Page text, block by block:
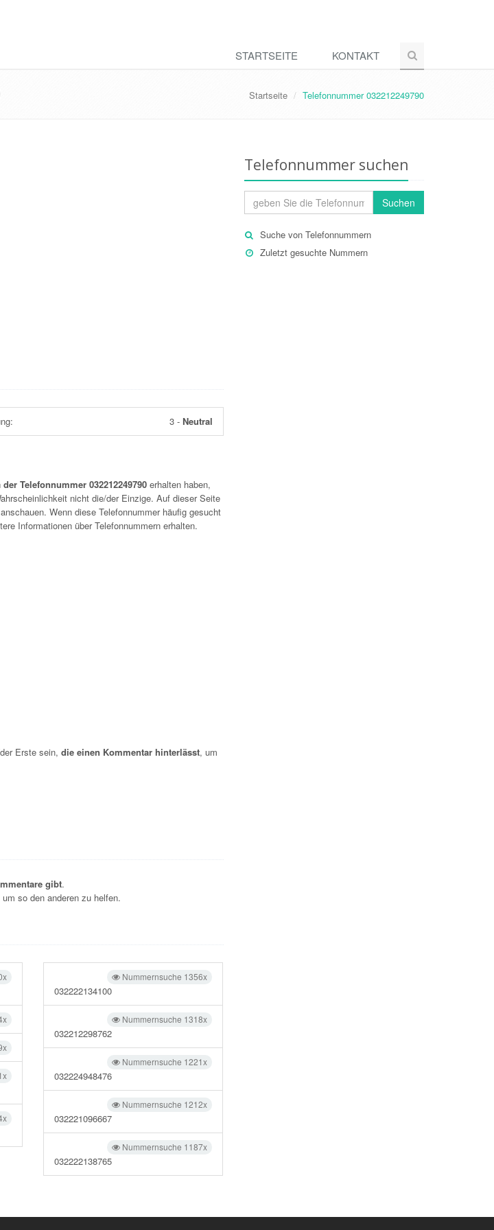
STARTSEITE KONTAKT
Startseite Telefonnummer 032212249790
3- Neutral
der Telefonnummer 032212249790 erhalten haben,
nicht die/der Einzige. Auf dieser Seite
anschauen. Wenn diese Telefonnummer häufig gesucht
Informationen über Telefonnummern erhalten.
Erste sein, die einen Kommentar hinterlässt, um
gibt.
so den anderen zu helfen.
Nummernsuche 1356x
032222134100
Nummernsuche 1318x
032212298762
Nummernsuche 1221x
032224948476
Nummernsuche 1212x
032221096667
Nummernsuche 1187x
032222138765
Telefonnummer suchen
Suchen
Suche von Telefonnummern
Zuletzt gesuchte Nummern